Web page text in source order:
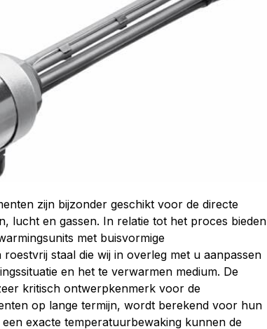
zijn bijzonder geschikt voor de directe
lucht en gassen. In relatie tot het proces bieden
met buisvormige
staal die wij in overleg met u aanpassen
en het te verwarmen medium. De
kritisch ontwerpkenmerk voor de
op lange termijn, wordt berekend voor hun
exacte temperatuurbewaking kunnen de